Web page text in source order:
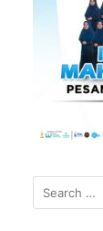
Search
for: